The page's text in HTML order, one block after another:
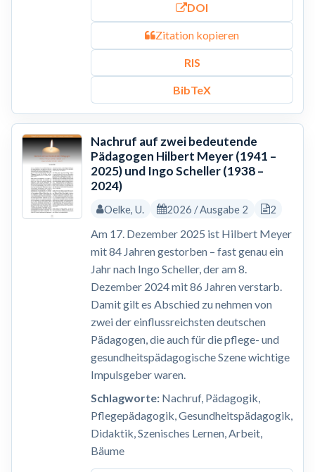
DOI
Zitation kopieren
RIS
BibTeX
Nachruf auf zwei bedeutende
Pädagogen Hilbert Meyer (1941 –
2025) und Ingo Scheller (1938 –
2024)
Oelke, U. 2026 / Ausgabe 2 2
Am 17. Dezember 2025 ist Hilbert Meyer
mit 84 Jahren gestorben – fast genau ein
Jahr nach Ingo Scheller, der am 8.
Dezember 2024 mit 86 Jahren verstarb.
Damit gilt es Abschied zu nehmen von
zwei der einflussreichsten deutschen
Pädagogen, die auch für die pflege- und
gesundheitspädagogische Szene wichtige
Impulsgeber waren.
Schlagworte:Nachruf, Pädagogik,
Pflegepädagogik, Gesundheitspädagogik,
Didaktik, Szenisches Lernen, Arbeit,
Bäume